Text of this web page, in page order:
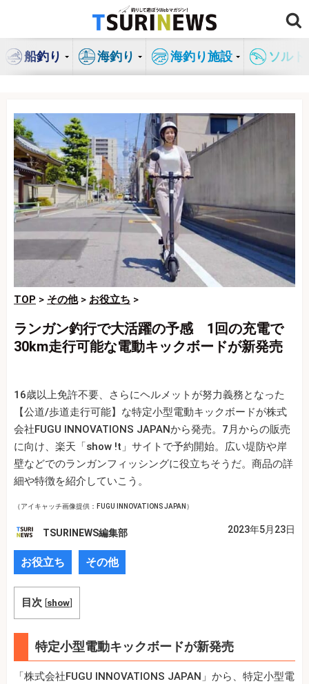
ン
船釣り 海釣り 海釣り施設 ソル
TOP > その他> お役立ち >
ランガン釣行で大活躍の予感 1回の充電で
30km走行可能な電動キックボードが新発売
16歳以上免許不要、さらにヘルメットが努力義務となった
【公道/歩道走行可能】な特定小型電動キックボードが株式
会社FUGU INNOVATIONS JAPANから発売。7月からの販売
に向け、楽天「show !t」サイトで予約開始。広い堤防や岸
壁などでのランガンフィッシングに役立ちそうだ。商品の詳
細や特徴を紹介していこう。
（アイキャッチ画像提供：FUGU INNOVATIONS JAPAN）
TSURINEWS編集部 2023年5月23日
お役立ち その他
目次 [show]
特定小型電動キックボードが新発売
「株式会社FUGU INNOVATIONS JAPAN」から、特定小型電